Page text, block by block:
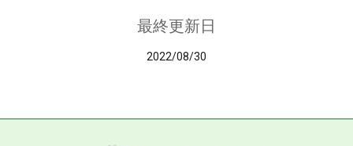
最終更新日
2022/08/30